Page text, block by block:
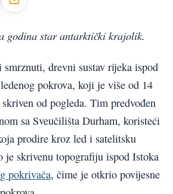
godina star antarktički krajolik.
drevni sustav rijeka ispod
pokrova, koji je više od 14
od pogleda. Tim predvođen
sa Sveučilišta Durham, koristeći
prodire kroz led i satelitsku
je skrivenu topografiju ispod Istoka
pokrivača, čime je otkrio povijesne